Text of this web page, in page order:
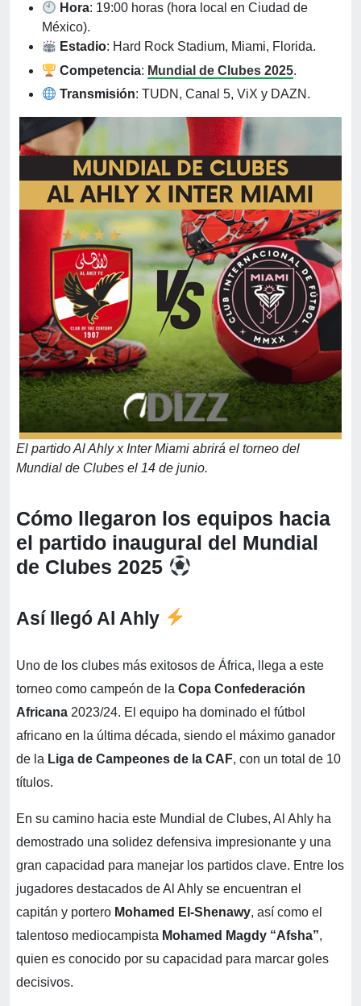
Hora: 19:00 horas (hora local en Ciudad de
México).
Estadio: Hard Rock Stadium, Miami, Florida.
Competencia: Mundial de Clubes 2025.
Transmisión: TUDN, Canal 5, ViX y DAZN.
El partido Al Ahly x Inter Miami abrirá el torneo del
Mundial de Clubes el 14 de junio.
Cómo llegaron los equipos hacia
el partido inaugural del Mundial
de Clubes 2025
Así llegó Al Ahly
Uno de los clubes más exitosos de África, llega a este
torneo como campeón de la Copa Confederación
Africana 2023/24. El equipo ha dominado el fútbol
africano en la última década, siendo el máximo ganador
de la Liga de Campeones de la CAF, con un total de 10
títulos.
En su camino hacia este Mundial de Clubes, Al Ahly ha
demostrado una solidez defensiva impresionante y una
gran capacidad para manejar los partidos clave. Entre los
jugadores destacados de Al Ahly se encuentran el
capitán y portero Mohamed El-Shenawy, así como el
talentoso mediocampista Mohamed Magdy “Afsha”,
quien es conocido por su capacidad para marcar goles
decisivos.